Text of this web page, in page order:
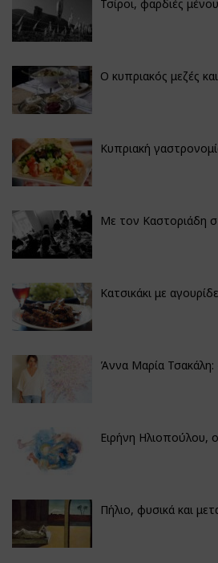
Τσίροι, φαρδιές
Ο κυπριακός μεζές
Κυπριακή
Με τον Καστοριάδη
Κατσικάκι με
Άννα Μαρία Τσακάλη:
Ειρήνη Ηλιοπούλου,
Πήλιο, φυσικά και